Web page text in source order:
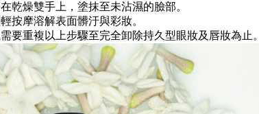
乾燥雙手上，塗抹至未沾濕的臉部。
按摩溶解表面髒汙與彩妝。
要重複以上步驟至完全卸除持久型眼妝及唇妝為止。